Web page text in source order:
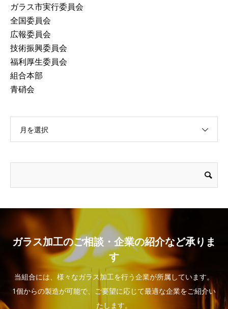
ガラス市実行委員会
全国委員会
広報委員会
技術振興委員会
福利厚生委員会
組合本部
青硝会
月を選択
ガラス加工のご相談・企業の紹介など承りま
す
当組合には、様々なガラス加工を行う企業が所属しています。
1個からの製造が可能で、ご要望に応じて最適な企業をご紹介い
たします。